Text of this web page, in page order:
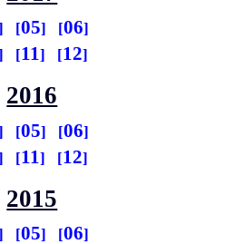
05
06
11 12
2016
05
06
11 12
2015
05
06